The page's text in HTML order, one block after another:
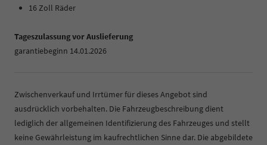
16 Zoll Räder
Tageszulassung vor Auslieferung
garantiebeginn 14.01.2026
Zwischenverkauf und Irrtümer für dieses Angebot sind
ausdrücklich vorbehalten. Die Fahrzeugbeschreibung dient
lediglich der allgemeinen Identifizierung des Fahrzeuges und stellt
keine Gewährleistung im kaufrechtlichen Sinne dar. Die abgebildete